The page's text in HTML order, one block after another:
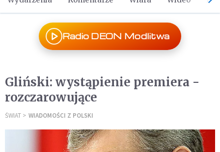
Radio DEON Modlitwa
Gliński: wystąpienie premiera -
rozczarowujące
ŚWIAT WIADOMOŚCI Z POLSKI